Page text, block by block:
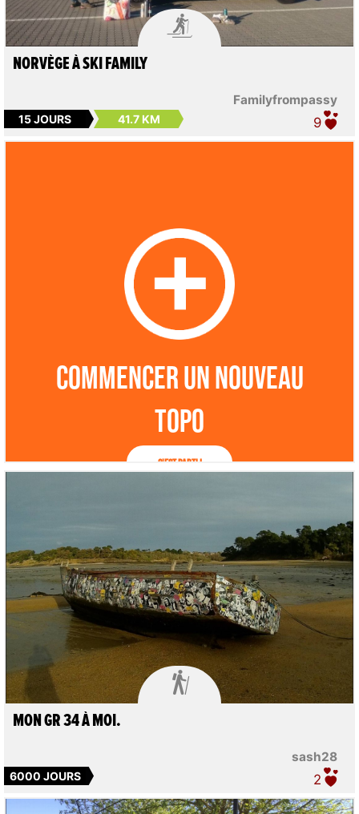

Familyfrompassy
NORVÈGE À SKI FAMILY
15 JOURS 41.7 KM 9
Commencer un nouveau
topo
C'est parti !

sash28
MON GR 34 À MOI.
6000 JOURS 2